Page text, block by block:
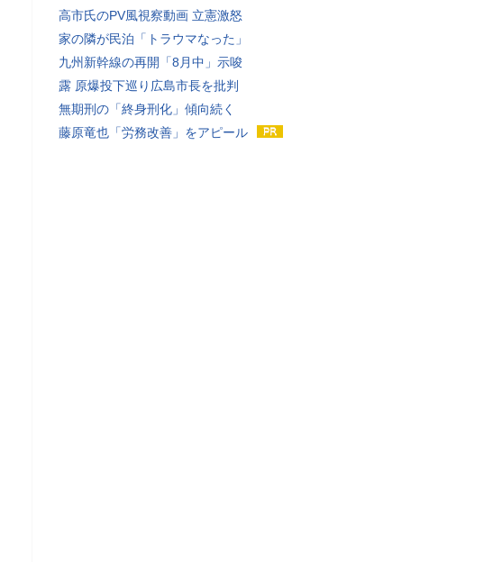
高市氏のPV風視察動画 立憲激怒
家の隣が民泊「トラウマなった」
九州新幹線の再開「8月中」示唆
露 原爆投下巡り広島市長を批判
無期刑の「終身刑化」傾向続く
藤原竜也「労務改善」をアピール